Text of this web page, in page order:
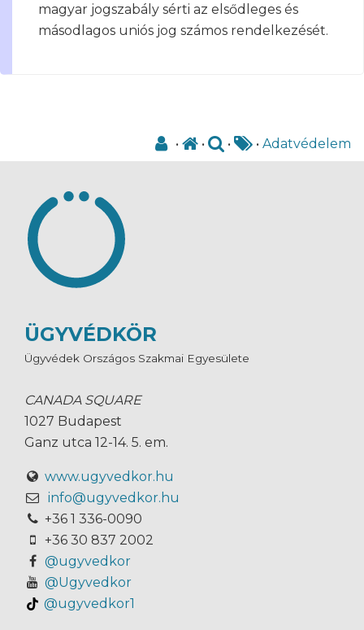
magyar jogszabály sérti az elsődleges és
másodlagos uniós jog számos rendelkezését.
• • • • Adatvédelem
ÜGYVÉDKÖR
Ügyvédek Országos Szakmai Egyesülete
CANADA SQUARE
1027 Budapest
Ganz utca 12-14. 5. em.
www.ugyvedkor.hu
info@ugyvedkor.hu
+36 1 336-0090
+36 30 837 2002
@ugyvedkor
@Ugyvedkor
@ugyvedkor1